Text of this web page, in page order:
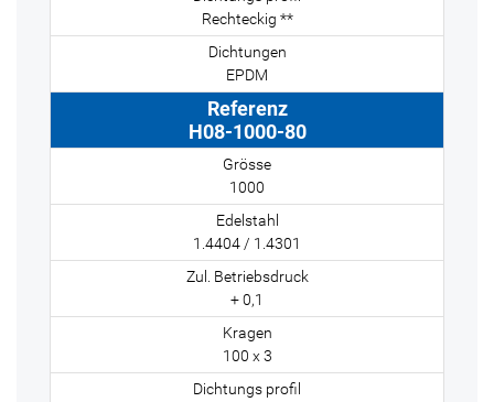
Rechteckig **
EPDM
H08-1000-80
1000
1.4404 / 1.4301
+ 0,1
100 x 3